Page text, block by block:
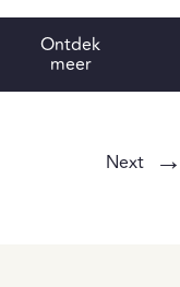
Ontdek
meer
Next